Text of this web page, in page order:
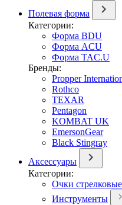
Полевая форма
Категории:
Форма BDU
Форма ACU
Форма TAC.U
Бренды:
Propper
Rothco
TEXAR
Pentagon
KOMBAT UK
EmersonGear
Black Stingray
Аксессуары
Категории:
Очки стрелковые
Инструменты